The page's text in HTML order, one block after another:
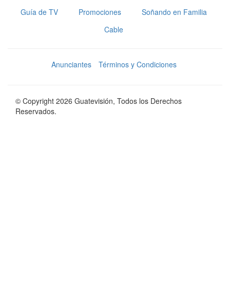
Guía de TV Promociones
Soñando en Familia
Cable
Anunciantes Términos y Condiciones
© Copyright 2026 Guatevisión, Todos los Derechos
Reservados.